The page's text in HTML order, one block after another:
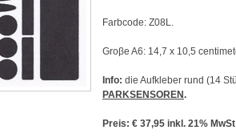
Farbcode: Z08L.
Groβe A6: 14,7 x 10,5
Info: die Aufkleber rund (14
PARKSENSOREN.
Preis: € 37,95 inkl. 21%